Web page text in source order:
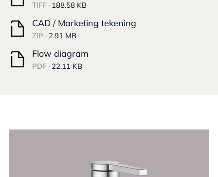
TIFF · 188.58 KB
CAD / Marketing tekening
ZIP · 2.91 MB
Flow diagram
PDF · 22.11 KB